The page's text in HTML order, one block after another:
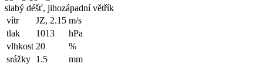
slabý déšť, jihozápadní větřík
vítr
JZ, 2.15 m/s
tlak
1013
hPa
vlhkost 20
%
srážky 1.5 mm